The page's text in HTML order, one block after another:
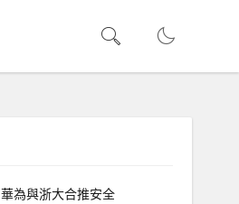
華為與浙大合推安全